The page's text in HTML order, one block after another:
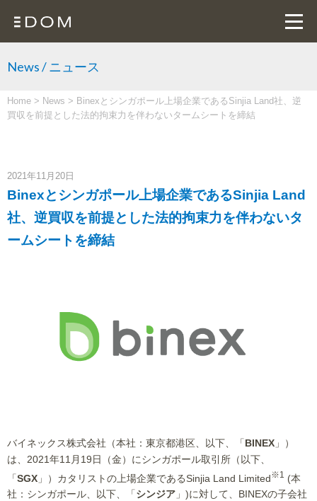
News / ニュース
Home > News > Binexとシンガポール上場企業であるSinjia Land社、逆
買収を前提とした法的拘束力を伴わないタームシートを締結
2021年11月20日
Binexとシンガポール上場企業であるSinjia Land
社、逆買収を前提とした法的拘束力を伴わないタ
ームシートを締結
バイネックス株式会社（本社：東京都港区、以下、「BINEX 」）
は、2021年11月19日（金）にシンガポール取引所（以下、
「SGX 」）カタリストの上場企業であるSinjia Land Limited※1
(本
社：シンガポール、以下、「シンジア 」)に対して、BINEXの子会社